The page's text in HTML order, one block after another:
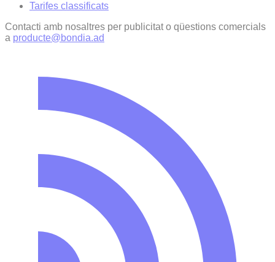
Tarifes classificats
Contacti amb nosaltres per publicitat o qüestions comercials
a producte@bondia.ad